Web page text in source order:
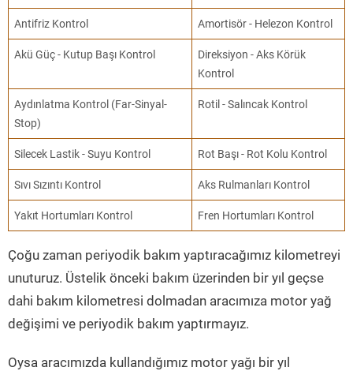
Antifriz Kontrol Amortisör - Helezon Kontrol
Akü Güç - Kutup Başı Kontrol
Direksiyon - Aks Körük
Kontrol
Aydınlatma Kontrol (Far-Sinyal-
Stop)
Rotil - Salıncak Kontrol
Silecek Lastik - Suyu Kontrol Rot Başı - Rot Kolu Kontrol
Sıvı Sızıntı Kontrol Aks Rulmanları Kontrol
Yakıt Hortumları Kontrol Fren Hortumları Kontrol
Çoğu zaman periyodik bakım yaptıracağımız kilometreyi
unuturuz. Üstelik önceki bakım üzerinden bir yıl geçse
dahi bakım kilometresi dolmadan aracımıza motor yağ
değişimi ve periyodik bakım yaptırmayız.
Oysa aracımızda kullandığımız motor yağı bir yıl